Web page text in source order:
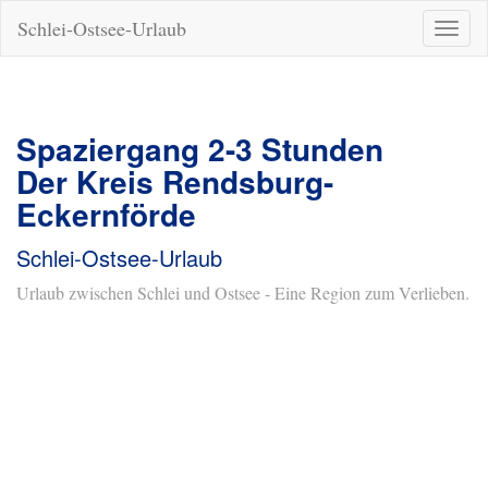
ein-/
Schlei-Ostsee-Urlaub
Spaziergang 2-3 Stunden
Der Kreis Rendsburg-
Eckernförde
Schlei-Ostsee-Urlaub
Urlaub zwischen Schlei und Ostsee - Eine Region zum Verlieben.